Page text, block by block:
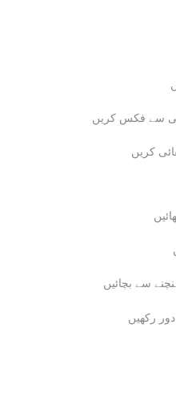
سے فکس کریں
کریں
سے بچائیں
رکھیں